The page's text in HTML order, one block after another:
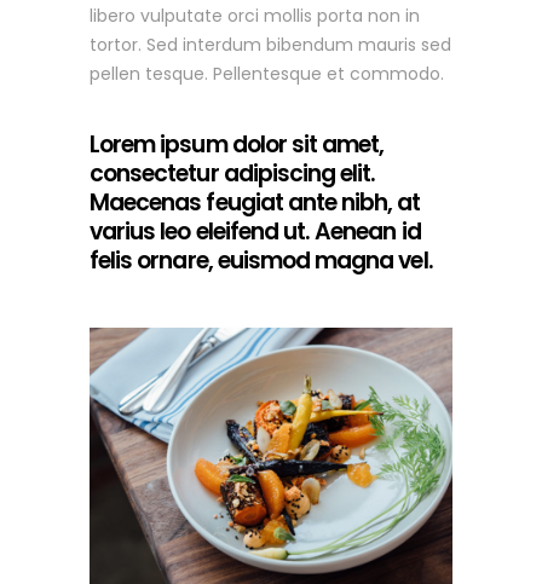
libero vulputate orci mollis porta non in
tortor. Sed interdum bibendum mauris sed
pellen tesque. Pellentesque et commodo.
Lorem ipsum dolor sit amet,
consectetur adipiscing elit.
Maecenas feugiat ante nibh, at
varius leo eleifend ut. Aenean id
felis ornare, euismod magna vel.